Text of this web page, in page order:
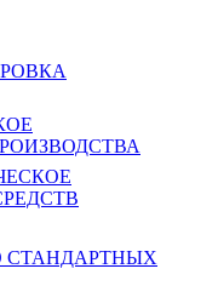
СТАНДАРТНЫХ